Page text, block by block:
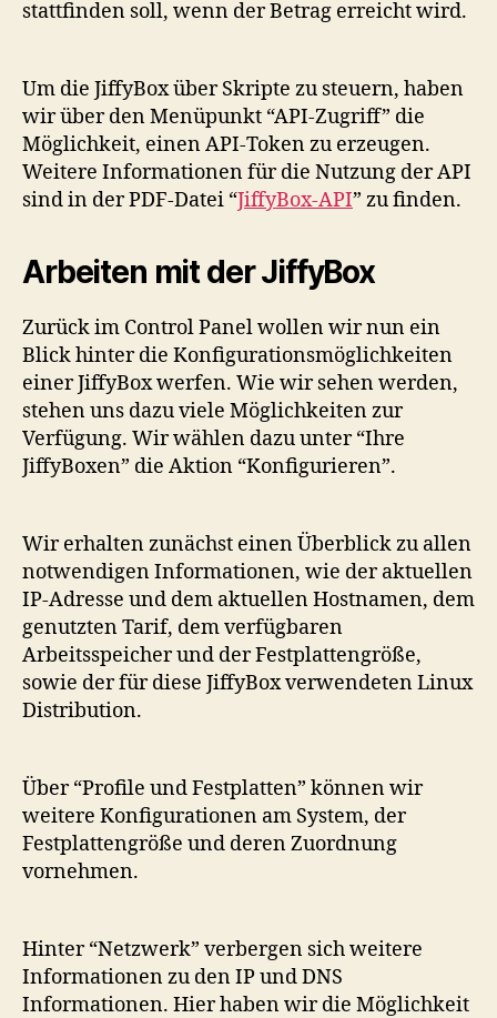
stattfinden soll, wenn der Betrag erreicht wird.
Um die JiffyBox über Skripte zu steuern, haben
wir über den Menüpunkt “API-Zugriff” die
Möglichkeit, einen API-Token zu erzeugen.
Weitere Informationen für die Nutzung der API
sind in der PDF-Datei “JiffyBox-API” zu finden.
Arbeiten mit der JiffyBox
Zurück im Control Panel wollen wir nun ein
Blick hinter die Konfigurationsmöglichkeiten
einer JiffyBox werfen. Wie wir sehen werden,
stehen uns dazu viele Möglichkeiten zur
Verfügung. Wir wählen dazu unter “Ihre
JiffyBoxen” die Aktion “Konfigurieren”.
Wir erhalten zunächst einen Überblick zu allen
notwendigen Informationen, wie der aktuellen
IP-Adresse und dem aktuellen Hostnamen, dem
genutzten Tarif, dem verfügbaren
Arbeitsspeicher und der Festplattengröße,
sowie der für diese JiffyBox verwendeten Linux
Distribution.
Über “Profile und Festplatten” können wir
weitere Konfigurationen am System, der
Festplattengröße und deren Zuordnung
vornehmen.
Hinter “Netzwerk” verbergen sich weitere
Informationen zu den IP und DNS
Informationen. Hier haben wir die Möglichkeit